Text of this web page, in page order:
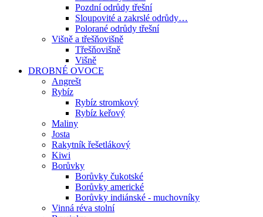
Pozdní odrůdy třešní
Sloupovité a zakrslé odrůdy…
Polorané odrůdy třešní
Višně a třešňovišně
Třešňovišně
Višně
DROBNÉ OVOCE
Angrešt
Rybíz
Rybíz stromkový
Rybíz keřový
Maliny
Josta
Rakytník řešetlákový
Kiwi
Borůvky
Borůvky čukotské
Borůvky americké
Borůvky indiánské - muchovníky
Vinná réva stolní